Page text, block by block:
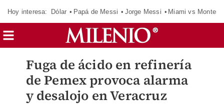
Hoy interesa: Dólar Papá de Messi Jorge Messi Miami vs
Fuga de ácido en refinería
de Pemex provoca alarma
y desalojo en Veracruz